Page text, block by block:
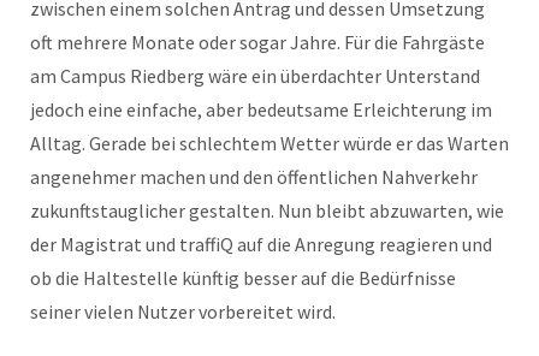
zwischen einem solchen Antrag und dessen Umsetzung
oft mehrere Monate oder sogar Jahre. Für die Fahrgäste
am Campus Riedberg wäre ein überdachter Unterstand
jedoch eine einfache, aber bedeutsame Erleichterung im
Alltag. Gerade bei schlechtem Wetter würde er das Warten
angenehmer machen und den öffentlichen Nahverkehr
zukunftstauglicher gestalten. Nun bleibt abzuwarten, wie
der Magistrat und traffiQ auf die Anregung reagieren und
ob die Haltestelle künftig besser auf die Bedürfnisse
seiner vielen Nutzer vorbereitet wird.